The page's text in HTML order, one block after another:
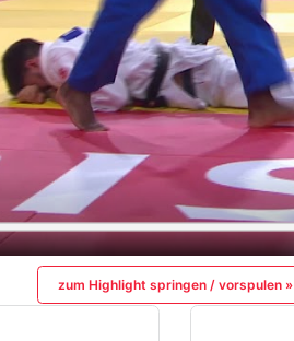
zum Highlight springen / vorspulen »